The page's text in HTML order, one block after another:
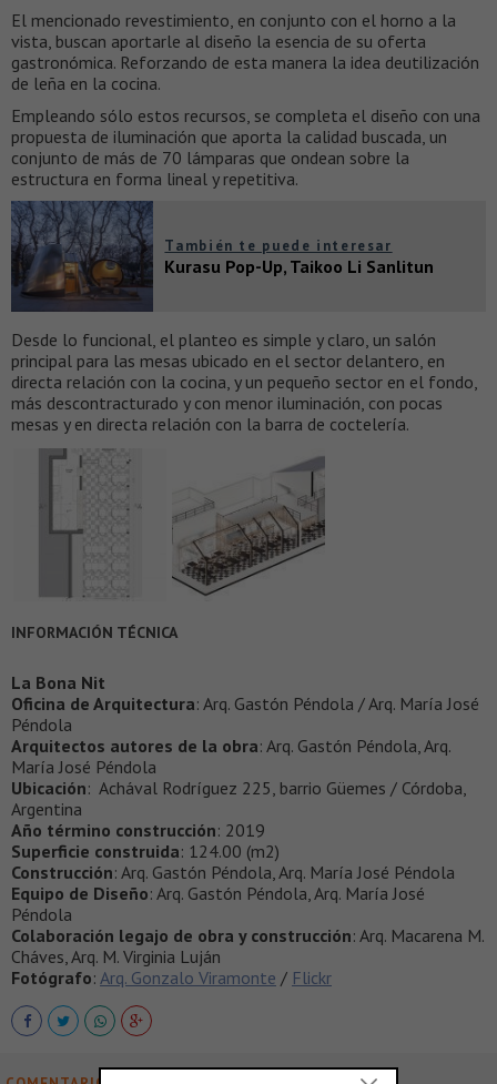
El mencionado revestimiento, en conjunto con el horno a la
vista, buscan aportarle al diseño la esencia de su oferta
gastronómica. Reforzando de esta manera la idea deutilización
de leña en la cocina.
Empleando sólo estos recursos, se completa el diseño con una
propuesta de iluminación que aporta la calidad buscada, un
conjunto de más de 70 lámparas que ondean sobre la
estructura en forma lineal y repetitiva.
También te puede interesar
Kurasu Pop-Up, Taikoo Li Sanlitun
Desde lo funcional, el planteo es simple y claro, un salón
principal para las mesas ubicado en el sector delantero, en
directa relación con la cocina, y un pequeño sector en el fondo,
más descontracturado y con menor iluminación, con pocas
mesas y en directa relación con la barra de coctelería.
INFORMACIÓN TÉCNICA
La Bona Nit
Oficina de Arquitectura: Arq. Gastón Péndola / Arq. María José
Péndola
Arquitectos autores de la obra: Arq. Gastón Péndola, Arq.
María José Péndola
Ubicación: Achával Rodríguez 225, barrio Güemes / Córdoba,
Argentina
Año término construcción: 2019
Superficie construida: 124.00 (m2)
Construcción: Arq. Gastón Péndola, Arq. María José Péndola
Equipo de Diseño: Arq. Gastón Péndola, Arq. María José
Péndola
Colaboración legajo de obra y construcción: Arq. Macarena M.
Cháves, Arq. M. Virginia Luján
Fotógrafo: Arq. Gonzalo Viramonte / Flickr